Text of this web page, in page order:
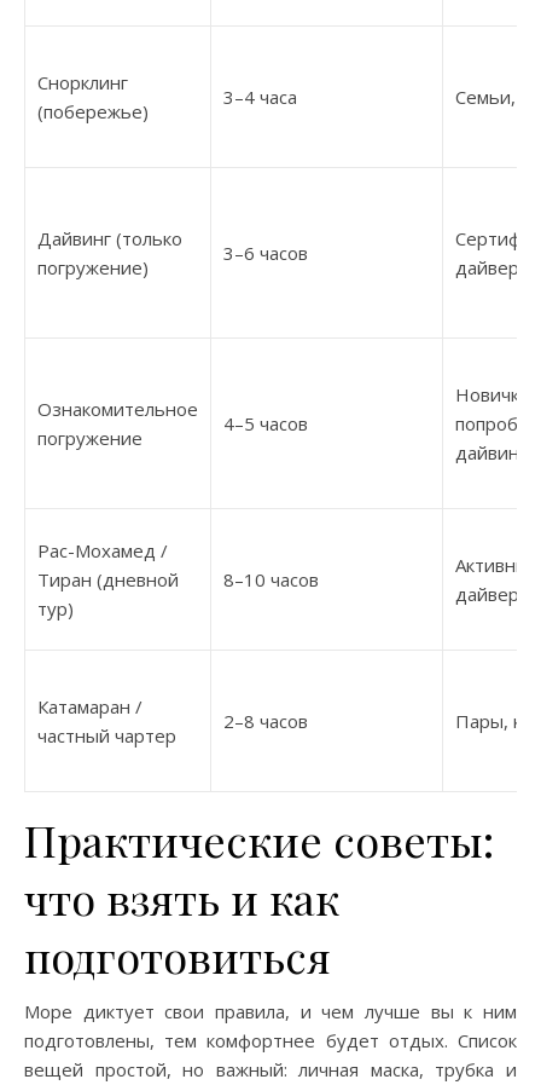
Снорклинг
(побережье)
3–4 часа Семьи,
Дайвинг (только
погружение)
3–6 часов
дайверы
Ознакомительное
погружение
4–5 часов
дайвинг
Рас-Мохамед /
Тиран (дневной
тур)
8–10 часов
дайверы
Катамаран /
частный чартер
2–8 часов Пары,
Практические советы:
что взять и как
подготовиться
Море диктует свои правила, и чем лучше вы к ним
подготовлены, тем комфортнее будет отдых. Список
вещей простой, но важный: личная маска, трубка и